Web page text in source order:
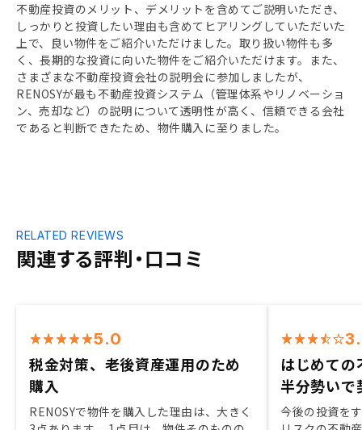
不動産投資のメリット、デメリットを含めてご説明いただき、
しっかりと投資したい理由も含めてヒアリングしていただいた
上で、良い物件をご紹介いただけました。取り扱い物件も多
く、長期的な投資に向いた物件をご紹介いただけます。また、
さまざまな不動産投資会社の説明会に参加しましたが、
RENOSYが最も不動産投資システム（管理体系やリノベーショ
ン、売却など）の説明について透明性が高く、信頼できる会社
であると判断できたため、物件購入に至りました。
関連する評判・口コミ
RELATED REVIEWS
5.0
税金対策、老後資産運用のため
購入
RENOSYで物件を購入した理由は、大きく
はじめての
半分勢いで
今後の投資を